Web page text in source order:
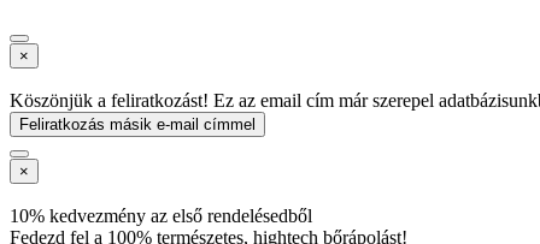
×
Köszönjük a feliratkozást! Ez az email cím már szerepel
Feliratkozás másik e-mail címmel
×
10% kedvezmény az első rendelésedből
Fedezd fel a 100% természetes, hightech bőrápolást!